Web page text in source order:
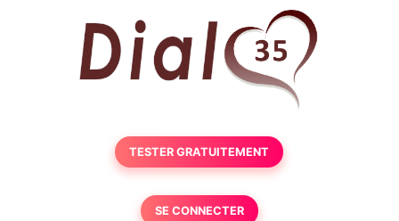
TESTER GRATUITEMENT
SE CONNECTER